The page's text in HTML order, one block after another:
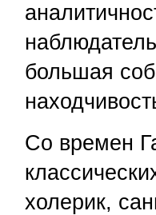
большая
Со времен
холерик,